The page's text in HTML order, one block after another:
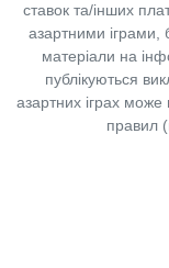
ставок та/інших
азартними іграми,
матеріали на
публікуються
азартних іграх може
правил